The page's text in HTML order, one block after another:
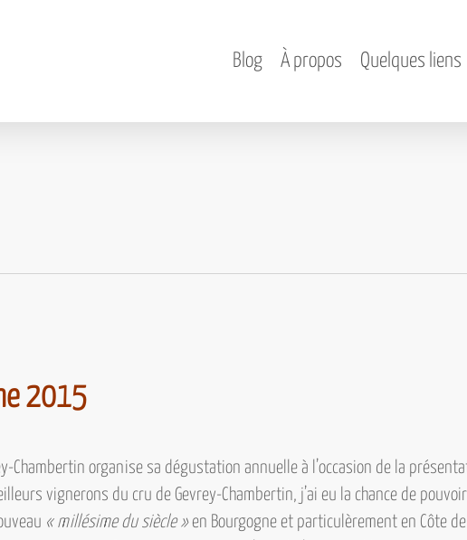
Blog À propos Quelques liens
2015
Chambertin organise sa dégustation annuelle à l’occasion de la
vignerons du cru de Gevrey-Chambertin, j’ai eu la chance de
« millésime du siècle »en Bourgogne et particulèrement en Côte